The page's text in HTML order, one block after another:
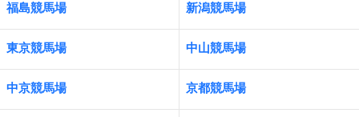
福島競馬場 新潟競馬場
東京競馬場 中山競馬場
中京競馬場 京都競馬場